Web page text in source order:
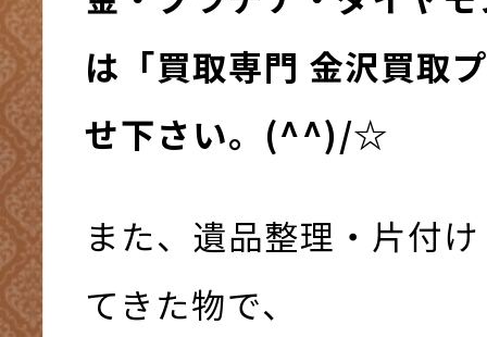
は「買取専門 金沢買取
せ下さい。(^^)/☆
また、遺品整理・片付
てきた物で、